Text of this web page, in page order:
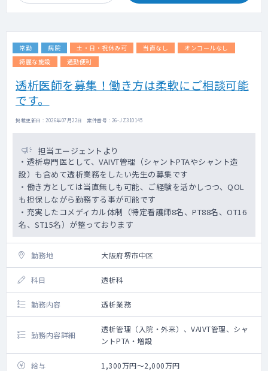
常勤 病院 土・日・祝休み可 当直なし
オンコールなし
綺麗な施設
通勤便利
透析医師を募集！働き方は柔軟にご相談可能
です。
掲載更新日 : 2026年07月22日 案件番号 : 26-JZ310145
担当エージェントより
・透析専門医として、VAIVT管理（シャントPTAやシャント造
設）も含めて透析業務をしたい先生の募集です
・働き方としては当直無しも可能、ご経験を活かしつつ、QOL
も担保しながら勤務する事が可能です
・充実したコメディカル体制（特定看護師8名、PT88名、OT16
名、ST15名）が整っております
勤務地 大阪府堺市中区
科目 透析科
勤務内容 透析業務
勤務内容詳細
透析管理（入院・外来）、VAIVT管理、シャ
ントPTA・増設
給与 1,300万円～2,000万円